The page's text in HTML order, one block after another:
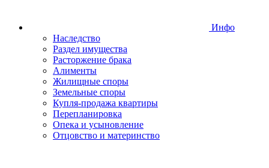
Инфо
Наследство
Раздел имущества
Расторжение брака
Алименты
Жилищные споры
Земельные споры
Купля-продажа квартиры
Перепланировка
Опека и усыновление
Отцовство и материнство